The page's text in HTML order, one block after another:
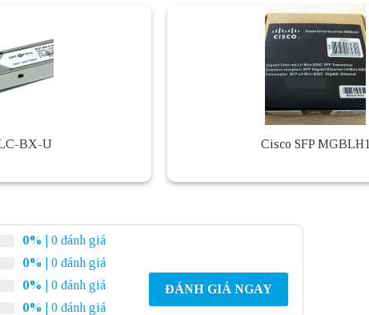
BX-U Cisco SFP MGBLH1
0%
| 0 đánh giá
0%
| 0 đánh giá
0%
| 0 đánh giá
0%
| 0 đánh giá
ĐÁNH GIÁ NGAY